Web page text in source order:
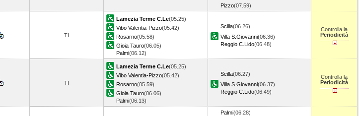
Pizzo(07.59)
TI
Lamezia Terme C.Le(05.25)
Vibo Valentia-Pizzo(05.42)
Rosarno(05.58)
Gioia Tauro(06.05)
Palmi(06.12)
Scilla(06.26)
Villa S.Giovanni(06.36)
Reggio C.Lido(06.48)
Controlla la
Periodicità
TI
Lamezia Terme C.Le(05.25)
Vibo Valentia-Pizzo(05.42)
Rosarno(05.59)
Gioia Tauro(06.06)
Palmi(06.13)
Scilla(06.27)
Villa S.Giovanni(06.37)
Reggio C.Lido(06.49)
Controlla la
Periodicità
Palmi(06.28)